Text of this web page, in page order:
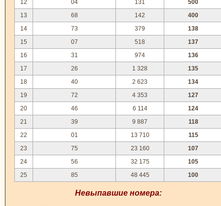
12
04 131
500
13
68 142
400
14
73 379
138
15
07 518
137
16
31 974
136
17
26 1 328
135
18
40 2 623
134
19
72 4 353
127
20
46 6 114
124
21
39 9 887
118
22
01 13 710
115
23
75 23 160
107
24
56 32 175
105
25
85 48 445 100
Невыпавшие номера: